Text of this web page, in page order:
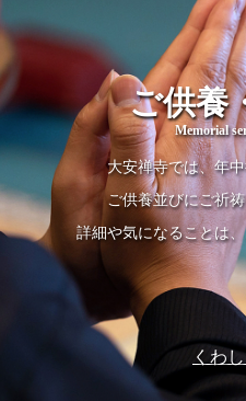
ご供養
Memorial
大安禅寺では、年
ご供養並びにご祈
詳細や気になることは
くわ